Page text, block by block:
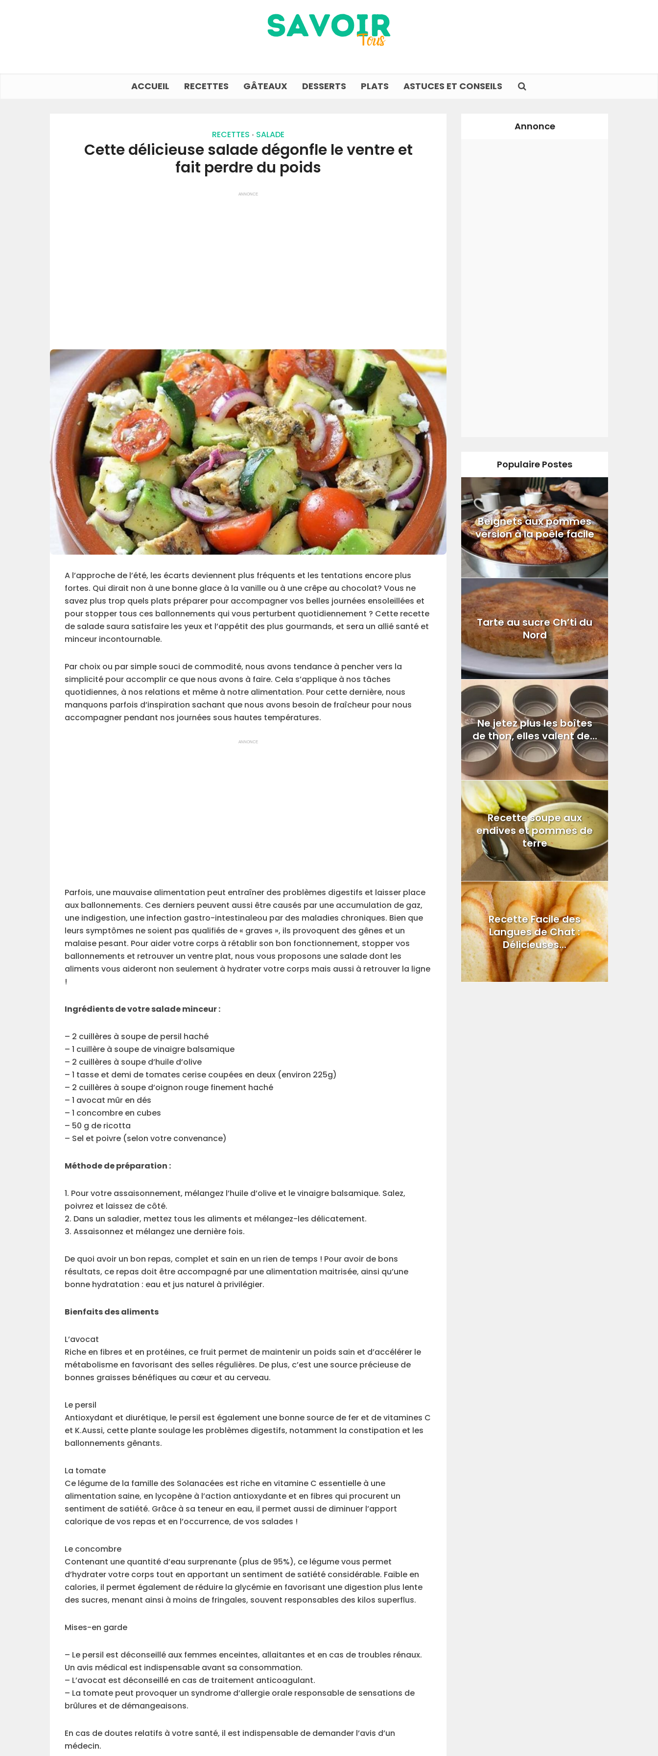
ACCUEIL RECETTES GÂTEAUX DESSERTS PLATS ASTUCES ET CONSEILS
RECETTES • SALADE
Cette délicieuse salade dégonfle le ventre et
fait perdre du poids
ANNONCE
A l’approche de l’été, les écarts deviennent plus fréquents et les tentations encore plus
fortes. Qui dirait non à une bonne glace à la vanille ou à une crêpe au chocolat? Vous ne
savez plus trop quels plats préparer pour accompagner vos belles journées ensoleillées et
pour stopper tous ces ballonnements qui vous perturbent quotidiennement ? Cette recette
de salade saura satisfaire les yeux et l’appétit des plus gourmands, et sera un allié santé et
minceur incontournable.
Par choix ou par simple souci de commodité, nous avons tendance à pencher vers la
simplicité pour accomplir ce que nous avons à faire. Cela s’applique à nos tâches
quotidiennes, à nos relations et même à notre alimentation. Pour cette dernière, nous
manquons parfois d’inspiration sachant que nous avons besoin de fraîcheur pour nous
accompagner pendant nos journées sous hautes températures.
ANNONCE
Parfois, une mauvaise alimentation peut entraîner des problèmes digestifs et laisser place
aux ballonnements. Ces derniers peuvent aussi être causés par une accumulation de gaz,
une indigestion, une infection gastro-intestinaleou par des maladies chroniques. Bien que
leurs symptômes ne soient pas qualifiés de « graves », ils provoquent des gênes et un
malaise pesant. Pour aider votre corps à rétablir son bon fonctionnement, stopper vos
ballonnements et retrouver un ventre plat, nous vous proposons une salade dont les
aliments vous aideront non seulement à hydrater votre corps mais aussi à retrouver la ligne
!
Ingrédients de votre salade minceur :
– 2 cuillères à soupe de persil haché
– 1 cuillère à soupe de vinaigre balsamique
– 2 cuillères à soupe d’huile d’olive
– 1 tasse et demi de tomates cerise coupées en deux (environ 225g)
– 2 cuillères à soupe d’oignon rouge finement haché
– 1 avocat mûr en dés
– 1 concombre en cubes
– 50 g de ricotta
– Sel et poivre (selon votre convenance)
Méthode de préparation :
1. Pour votre assaisonnement, mélangez l’huile d’olive et le vinaigre balsamique. Salez,
poivrez et laissez de côté.
2. Dans un saladier, mettez tous les aliments et mélangez-les délicatement.
3. Assaisonnez et mélangez une dernière fois.
De quoi avoir un bon repas, complet et sain en un rien de temps ! Pour avoir de bons
résultats, ce repas doit être accompagné par une alimentation maitrisée, ainsi qu’une
bonne hydratation : eau et jus naturel à privilégier.
Bienfaits des aliments
L’avocat
Riche en fibres et en protéines, ce fruit permet de maintenir un poids sain et d’accélérer le
métabolisme en favorisant des selles régulières. De plus, c’est une source précieuse de
bonnes graisses bénéfiques au cœur et au cerveau.
Le persil
Antioxydant et diurétique, le persil est également une bonne source de fer et de vitamines C
et K.Aussi, cette plante soulage les problèmes digestifs, notamment la constipation et les
ballonnements gênants.
La tomate
Ce légume de la famille des Solanacées est riche en vitamine C essentielle à une
alimentation saine, en lycopène à l’action antioxydante et en fibres qui procurent un
sentiment de satiété. Grâce à sa teneur en eau, il permet aussi de diminuer l’apport
calorique de vos repas et en l’occurrence, de vos salades !
Le concombre
Contenant une quantité d’eau surprenante (plus de 95%), ce légume vous permet
d’hydrater votre corps tout en apportant un sentiment de satiété considérable. Faible en
calories, il permet également de réduire la glycémie en favorisant une digestion plus lente
des sucres, menant ainsi à moins de fringales, souvent responsables des kilos superflus.
Mises-en garde
– Le persil est déconseillé aux femmes enceintes, allaitantes et en cas de troubles rénaux.
Un avis médical est indispensable avant sa consommation.
– L’avocat est déconseillé en cas de traitement anticoagulant.
– La tomate peut provoquer un syndrome d’allergie orale responsable de sensations de
brûlures et de démangeaisons.
En cas de doutes relatifs à votre santé, il est indispensable de demander l’avis d’un
médecin.
Annonce
Populaire Postes
Beignets aux pommes
version à la poêle facile
Tarte au sucre Ch’ti du
Nord
Ne jetez plus les boîtes
de thon, elles valent de...
Recette soupe aux
endives et pommes de
terre
Recette Facile des
Langues de Chat :
Délicieuses...